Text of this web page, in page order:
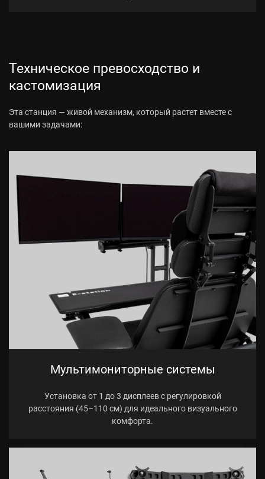
Техническое превосходство и
кастомизация
Эта станция — живой механизм, который растет вместе с
вашими задачами:
Мультимониторные системы
Установка от 1 до 3 дисплеев с регулировкой
расстояния (45–110 см) для идеального визуального
комфорта.